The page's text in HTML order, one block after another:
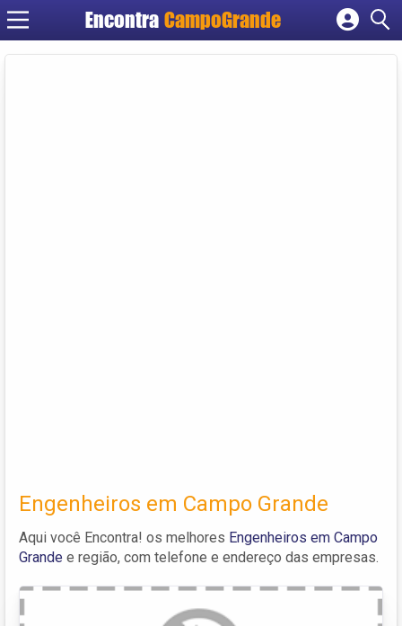
Encontra CampoGrande
Cadastrar empresa
Engenheiros em Campo Grande
Aqui você Encontra! os melhores Engenheiros em Campo
Grande e região, com telefone e endereço das empresas.